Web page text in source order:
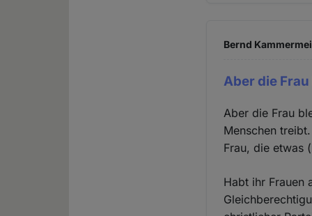
Bernd
Aber die
Aber die Frau
Menschen
Frau, die etwas
Habt ihr Frauen